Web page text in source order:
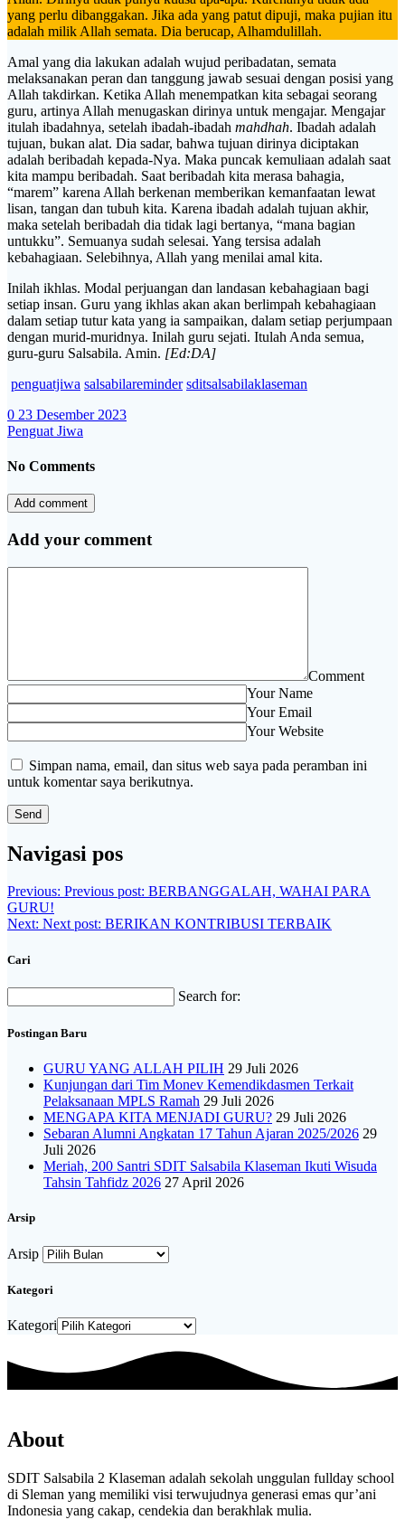
yang perlu dibanggakan. Jika ada yang patut dipuji, maka pujian itu
adalah milik Allah semata. Dia berucap, Alhamdulillah.
Amal yang dia lakukan adalah wujud peribadatan, semata
melaksanakan peran dan tanggung jawab sesuai dengan posisi yang
Allah takdirkan. Ketika Allah menempatkan kita sebagai seorang
guru, artinya Allah menugaskan dirinya untuk mengajar. Mengajar
itulah ibadahnya, setelah ibadah-ibadah mahdhah. Ibadah adalah
tujuan, bukan alat. Dia sadar, bahwa tujuan dirinya diciptakan
adalah beribadah kepada-Nya. Maka puncak kemuliaan adalah saat
kita mampu beribadah. Saat beribadah kita merasa bahagia,
“marem” karena Allah berkenan memberikan kemanfaatan lewat
lisan, tangan dan tubuh kita. Karena ibadah adalah tujuan akhir,
maka setelah beribadah dia tidak lagi bertanya, “mana bagian
untukku”. Semuanya sudah selesai. Yang tersisa adalah
kebahagiaan. Selebihnya, Allah yang menilai amal kita.
Inilah ikhlas. Modal perjuangan dan landasan kebahagiaan bagi
setiap insan. Guru yang ikhlas akan akan berlimpah kebahagiaan
dalam setiap tutur kata yang ia sampaikan, dalam setiap perjumpaan
dengan murid-muridnya. Inilah guru sejati. Itulah Anda semua,
guru-guru Salsabila. Amin. [Ed:DA]
penguatjiwa salsabilareminder sditsalsabilaklaseman
0 23 Desember 2023
Penguat Jiwa
No Comments
Add comment
Add your comment
Comment
Your Name
Your Email
Your Website
Simpan nama, email, dan situs web saya pada peramban ini
untuk komentar saya berikutnya.
Navigasi pos
Previous: Previous post: BERBANGGALAH, WAHAI PARA
GURU!
Next: Next post: BERIKAN KONTRIBUSI TERBAIK
Cari
Search for:
Postingan Baru
GURU YANG ALLAH PILIH 29 Juli 2026
Kunjungan dari Tim Monev Kemendikdasmen Terkait
Pelaksanaan MPLS Ramah 29 Juli 2026
MENGAPA KITA MENJADI GURU? 29 Juli 2026
Sebaran Alumni Angkatan 17 Tahun Ajaran 2025/2026 29
Juli 2026
Meriah, 200 Santri SDIT Salsabila Klaseman Ikuti Wisuda
Tahsin Tahfidz 2026 27 April 2026
Arsip
Arsip
Kategori
Kategori
About
SDIT Salsabila 2 Klaseman adalah sekolah unggulan fullday school
di Sleman yang memiliki visi terwujudnya generasi emas qur’ani
Indonesia yang cakap, cendekia dan berakhlak mulia.